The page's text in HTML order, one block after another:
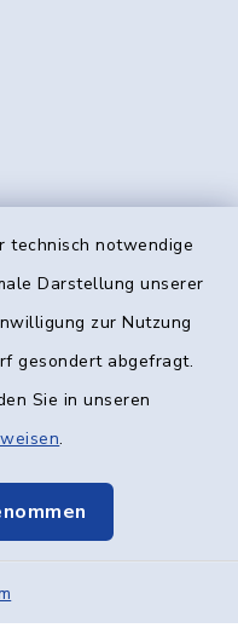
technisch notwendige
Darstellung unserer
zur Nutzung
gesondert abgefragt.
Sie in unseren
.